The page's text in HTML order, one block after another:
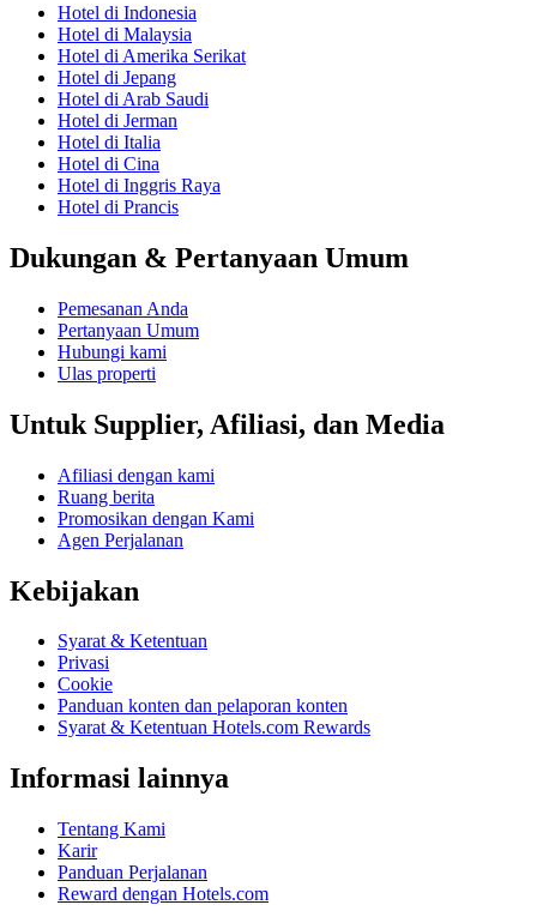
Hotel di Indonesia
Hotel di Malaysia
Hotel di Amerika Serikat
Hotel di Jepang
Hotel di Arab Saudi
Hotel di Jerman
Hotel di Italia
Hotel di Cina
Hotel di Inggris Raya
Hotel di Prancis
Dukungan & Pertanyaan Umum
Pemesanan Anda
Pertanyaan Umum
Hubungi kami
Ulas properti
Untuk Supplier, Afiliasi, dan Media
Afiliasi dengan kami
Ruang berita
Promosikan dengan Kami
Agen Perjalanan
Kebijakan
Syarat & Ketentuan
Privasi
Cookie
Panduan konten dan pelaporan konten
Syarat & Ketentuan Hotels.com Rewards
Informasi lainnya
Tentang Kami
Karir
Panduan Perjalanan
Reward dengan Hotels.com